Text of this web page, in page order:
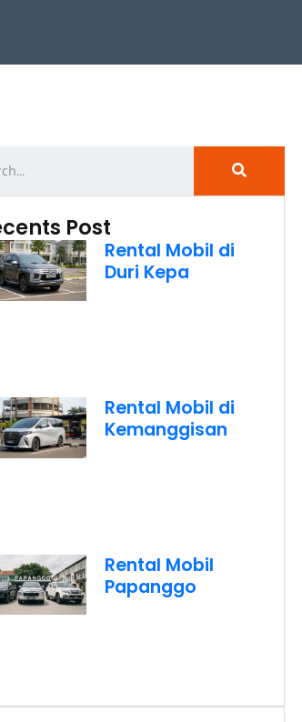
Post
Rental Mobil di
Duri Kepa
Rental Mobil di
Kemanggisan
Rental Mobil
Papanggo